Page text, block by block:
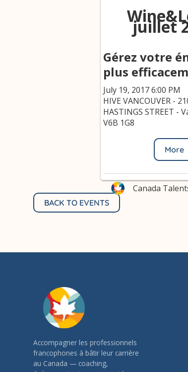
juillet
Gérez votre
plus
July 19, 2017 6:00 PM
HIVE VANCOUVER -
HASTINGS STREET -
V6B 1G8
More
Canada
BACK TO EVENTS
Accompagner les professionnels
francophones à bâtir leur carrière
au Canada — coaching,